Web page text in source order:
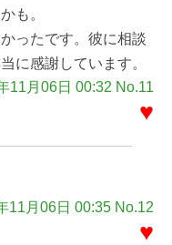
も。
ったです。彼に相談
に感謝しています。
11月06日 00:32 No.11
♥
11月06日 00:35 No.12
♥